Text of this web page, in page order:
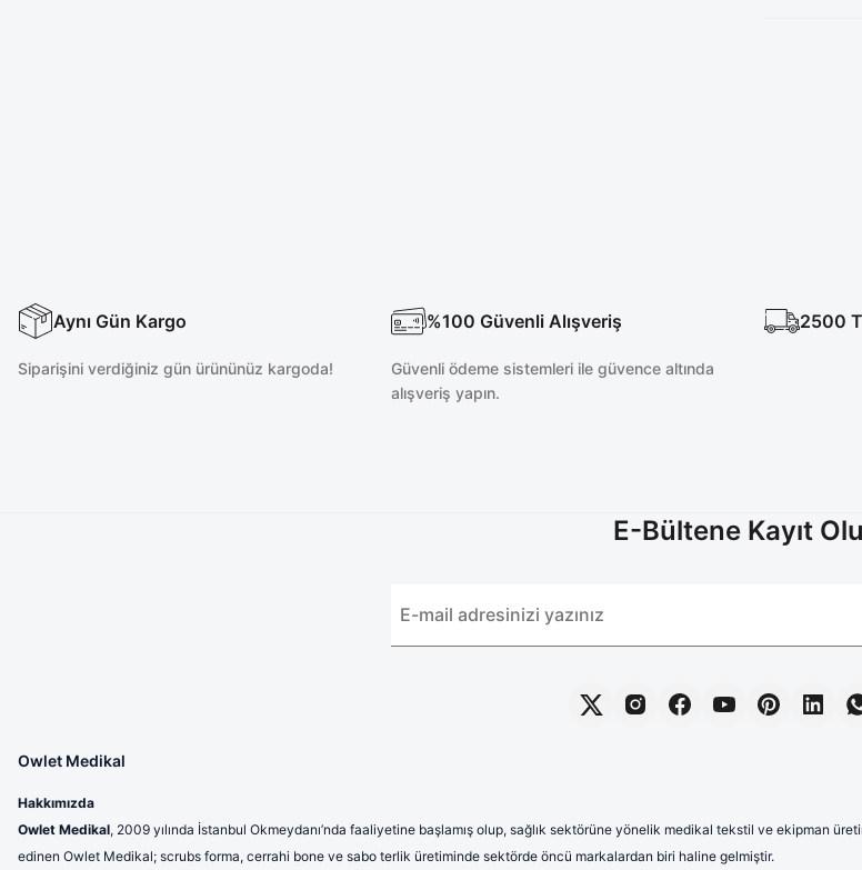
Aynı Gün Kargo
Siparişini verdiğiniz gün ürününüz kargoda!
%100 Güvenli Alışveriş
Güvenli ödeme sistemleri ile güvence altında
alışveriş yapın.
2500
E-Bültene Kayıt
Owlet Medikal
Hakkımızda
Owlet Medikal, 2009 yılında İstanbul Okmeydanı’nda faaliyetine başlamış olup, sağlık sektörüne yönelik medikal tekstil ve ekipman
edinen Owlet Medikal; scrubs forma, cerrahi bone ve sabo terlik üretiminde sektörde öncü markalardan biri haline gelmiştir.